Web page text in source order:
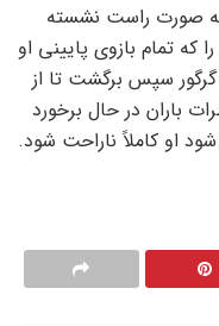
به صورت راست نشسته
تمام بازوی پایینی او
گرگور سپس برگشت تا از
باران در حال برخورد
او کاملاً ناراحت شود.